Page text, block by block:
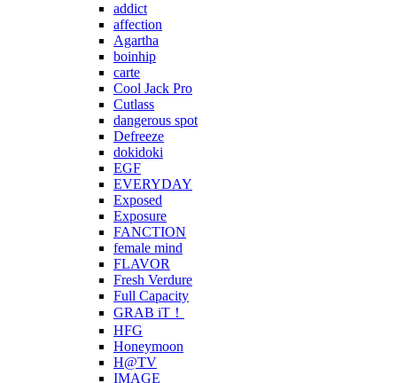
addict
affection
Agartha
boinhip
carte
Cool Jack Pro
Cutlass
dangerous spot
Defreeze
dokidoki
EGF
EVERYDAY
Exposed
Exposure
FANCTION
female mind
FLAVOR
Fresh Verdure
Full Capacity
GRAB iT！
HFG
Honeymoon
H@TV
IMAGE